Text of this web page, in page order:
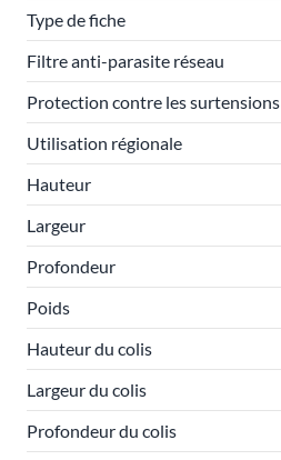
Type de fiche
Filtre anti-parasite réseau
Protection contre les surtensions
Utilisation régionale
Hauteur
Largeur
Profondeur
Poids
Hauteur du colis
Largeur du colis
Profondeur du colis